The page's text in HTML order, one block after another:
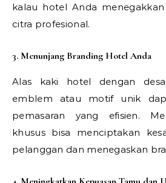
kalau hotel Anda
citra profesional.
3. Menunjang Branding Hotel Anda
Alas kaki hotel dengan
emblem atau motif unik
pemasaran yang efisien.
khusus bisa menciptakan
pelanggan dan menegaskan